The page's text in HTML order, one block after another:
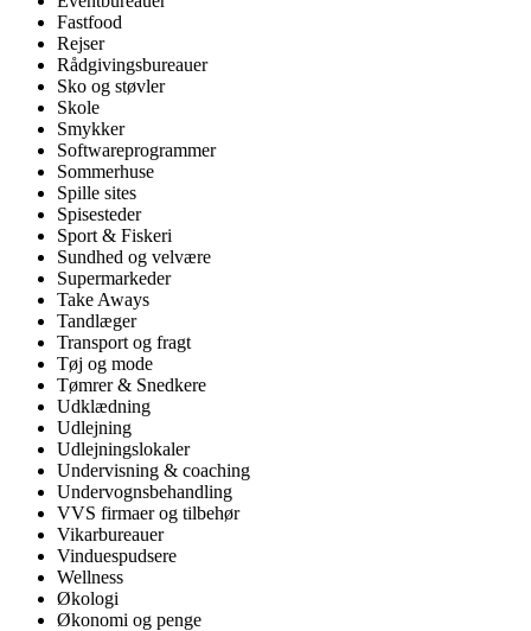
Fastfood
Rejser
Rådgivingsbureauer
Sko og støvler
Skole
Smykker
Softwareprogrammer
Sommerhuse
Spille sites
Spisesteder
Sport & Fiskeri
Sundhed og velvære
Supermarkeder
Take Aways
Tandlæger
Transport og fragt
Tøj og mode
Tømrer & Snedkere
Udklædning
Udlejning
Udlejningslokaler
Undervisning & coaching
Undervognsbehandling
VVS firmaer og tilbehør
Vikarbureauer
Vinduespudsere
Wellness
Økologi
Økonomi og penge